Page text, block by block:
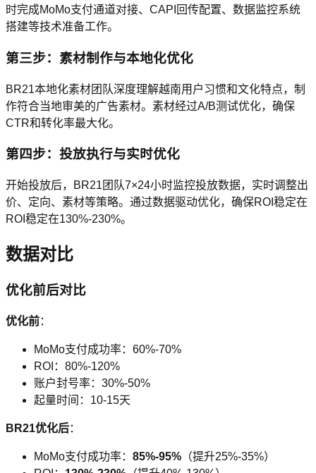
时完成MoMo支付通道对接、CAPI回传配置、数据监控系统
搭建等技术准备工作。
第三步：素材制作与本地化优化
BR21本地化素材团队深度理解越南用户习惯和文化特点，制
作符合当地审美的广告素材。素材经过A/B测试优化，确保
CTR和转化率最大化。
第四步：投放执行与实时优化
开始投放后，BR21团队7×24小时监控投放数据，实时调整出
价、定向、素材等策略。通过数据驱动优化，确保ROI稳定在
ROI稳定在130%-230%。
数据对比
优化前后对比
优化前：
MoMo支付成功率：60%-70%
ROI：80%-120%
账户封号率：30%-50%
起量时间：10-15天
BR21优化后：
MoMo支付成功率： 85%-95% （提升25%-35%）